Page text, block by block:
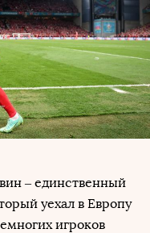
– единственный
уехал в Европу
игроков